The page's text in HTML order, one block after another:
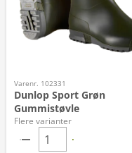
Varenr. 102331
Dunlop Sport Grøn
Gummistøvle
Flere varianter